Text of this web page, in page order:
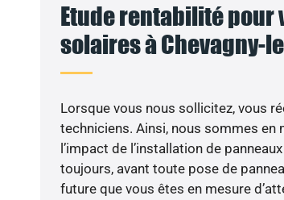
Etude rentabilité pour
solaires à Chevagny-
Lorsque vous nous sollicitez, vous
techniciens. Ainsi, nous sommes
l’impact de l’installation de
toujours, avant toute pose de
future que vous êtes en mesure